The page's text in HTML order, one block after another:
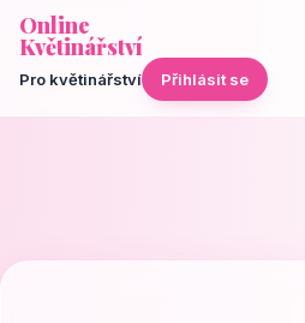
Online
Květinářství
Pro květinářství Přihlásit se